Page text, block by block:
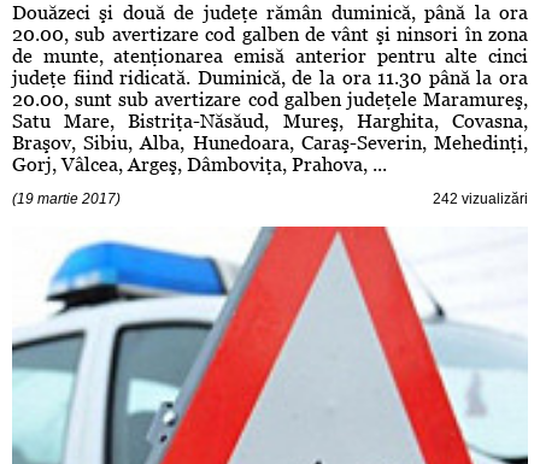
Douăzeci şi două de judeţe rămân duminică, până la ora
20.00, sub avertizare cod galben de vânt şi ninsori în zona
de munte, atenţionarea emisă anterior pentru alte cinci
judeţe fiind ridicată. Duminică, de la ora 11.30 până la ora
20.00, sunt sub avertizare cod galben judeţele Maramureş,
Satu Mare, Bistriţa-Năsăud, Mureş, Harghita, Covasna,
Braşov, Sibiu, Alba, Hunedoara, Caraş-Severin, Mehedinţi,
Gorj, Vâlcea, Argeş, Dâmboviţa, Prahova, ...
(19 martie 2017) 242 vizualizări